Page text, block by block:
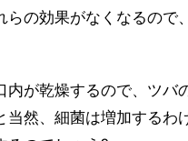
らの効果がなくなるので
内が乾燥するので、ツバ
当然、細菌は増加するわ